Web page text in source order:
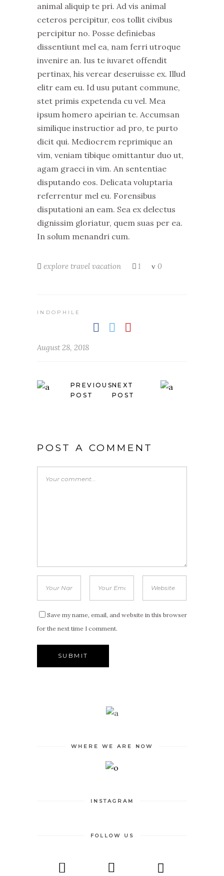
animal aliquip te pri. Ad vis animal
ceteros percipitur, eos tollit civibus
percipitur no. Posse definiebas
dissentiunt mel ea, nam ferri utroque
invenire an. Ius te iuvaret offendit
pertinax, his verear deseruisse ex. Illud
elitr eam eu. Id usu putant commune,
stet primis expetenda cu vel. Mea
ipsum homero apeirian te. Accumsan
similique instructior ad pro, te purto
dicit qui. Mediocrem reprimique an
vim, veniam tibique omittantur duo ut,
agam graeci in vim. An sententiae
disputando eos. Delicata voluptaria
referrentur mel eu. Forensibus
disputationi an eam. Sea ex delectus
dignissim gloriatur, quem suas per ea.
In solum menandri cum.
explore travel vacation 1 0
INDOPHILE
August 28, 2018
PREVIOUS
POST
NEXT
POST
POST A COMMENT
Save my name, email, and website in this browser
for the next time I comment.
WHERE WE ARE NOW
INSTAGRAM
FOLLOW US